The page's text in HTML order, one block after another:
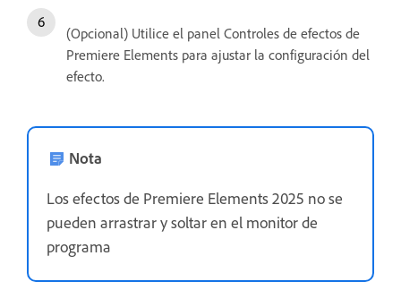
(Opcional) Utilice el panel Controles de efectos de
Premiere Elements para ajustar la configuración del
efecto.
Nota
Los efectos de Premiere Elements 2025 no se
pueden arrastrar y soltar en el monitor de
programa